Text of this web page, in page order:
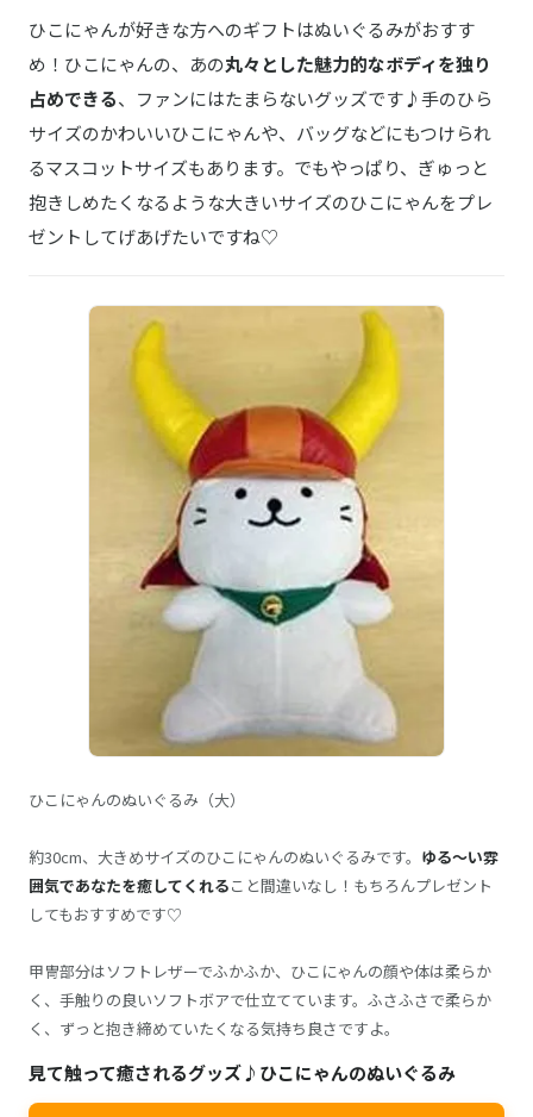
ひこにゃんが好きな方へのギフトはぬいぐるみがおすす
め！ひこにゃんの、あの丸々とした魅力的なボディを独り
占めできる、ファンにはたまらないグッズです♪手のひら
サイズのかわいいひこにゃんや、バッグなどにもつけられ
るマスコットサイズもあります。でもやっぱり、ぎゅっと
抱きしめたくなるような大きいサイズのひこにゃんをプレ
ゼントしてげあげたいですね♡
ひこにゃんのぬいぐるみ（大）
約30cm、大きめサイズのひこにゃんのぬいぐるみです。 ゆる～い雰
囲気であなたを癒してくれること間違いなし！もちろんプレゼント
してもおすすめです♡
甲冑部分はソフトレザーでふかふか、ひこにゃんの顔や体は柔らか
く、手触りの良いソフトボアで仕立てています。ふさふさで柔らか
く、ずっと抱き締めていたくなる気持ち良さですよ。
見て触って癒されるグッズ♪ひこにゃんのぬいぐるみ